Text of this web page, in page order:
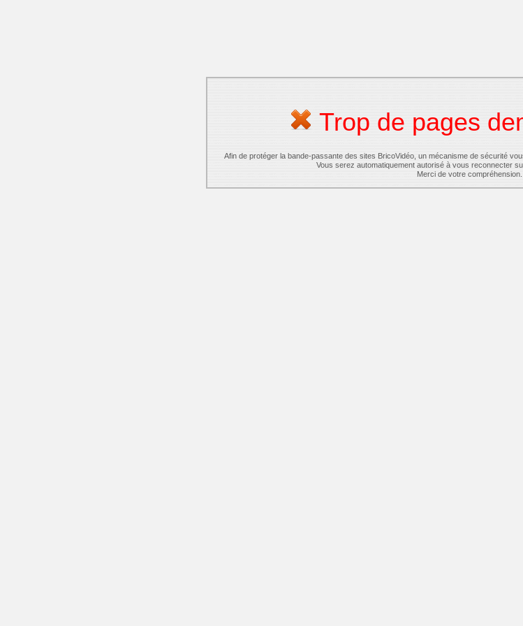
Trop de pages
Afin de protéger la bande-passante des sites BricoVidéo, un mécanisme de sécurité
Vous serez automatiquement autorisé à vous reconnecter
Merci de votre compréhension.